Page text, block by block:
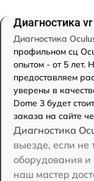
Диагностика
Диагностика
профильном сц
опытом - от 5 лет.
предоставляем
уверены в
Dome 3 будет
заказа на сайте
Диагностика
выезде, если не
оборудования и
наш мастер